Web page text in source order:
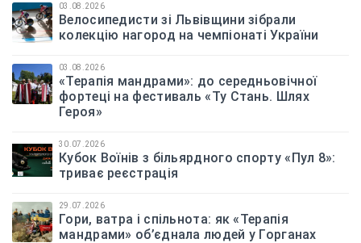
03.08.2026
Велосипедисти зі Львівщини зібрали
колекцію нагород на чемпіонаті України
03.08.2026
«Терапія мандрами»: до середньовічної
фортеці на фестиваль «Ту Стань. Шлях
Героя»
30.07.2026
Кубок Воїнів з більярдного спорту «Пул 8»:
триває реєстрація
29.07.2026
Гори, ватра і спільнота: як «Терапія
мандрами» об’єднала людей у Горганах